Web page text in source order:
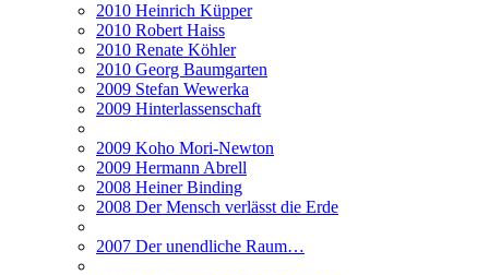
2010 Heinrich Küpper
2010 Robert Haiss
2010 Renate Köhler
2010 Georg Baumgarten
2009 Stefan Wewerka
2009 Hinterlassenschaft
2009 Koho Mori-Newton
2009 Hermann Abrell
2008 Heiner Binding
2008 Der Mensch verlässt die Erde
2007 Der unendliche Raum…